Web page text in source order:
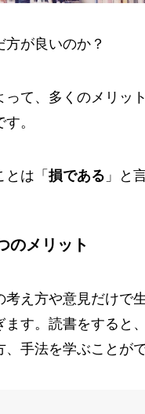
が良いのか？
って、多くのメリッ
。
とは「損である 」と
のメリット
考え方や意見だけで
ます。読書をすると
手法を学ぶことが